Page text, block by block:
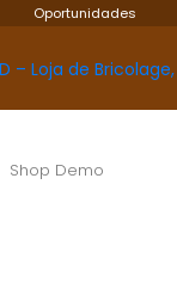
Oportunidades
Shop Demo